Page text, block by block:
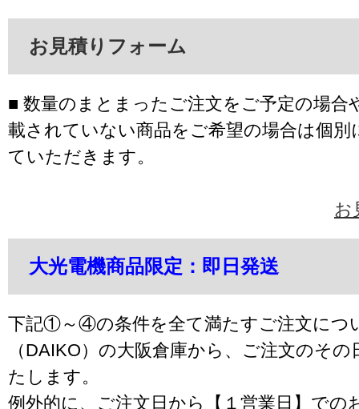
お見積りフォーム
■ 数量のまとまったご注文をご予定の場合
載されていない商品をご希望の場合は個別
ていただきます。
お
大光電機商品限定：即日発送
下記①～④の条件を全て満たすご注文につ
（DAIKO）の大阪倉庫から、ご注文のそ
たします。
例外的に、ご注文日から【１営業日】での